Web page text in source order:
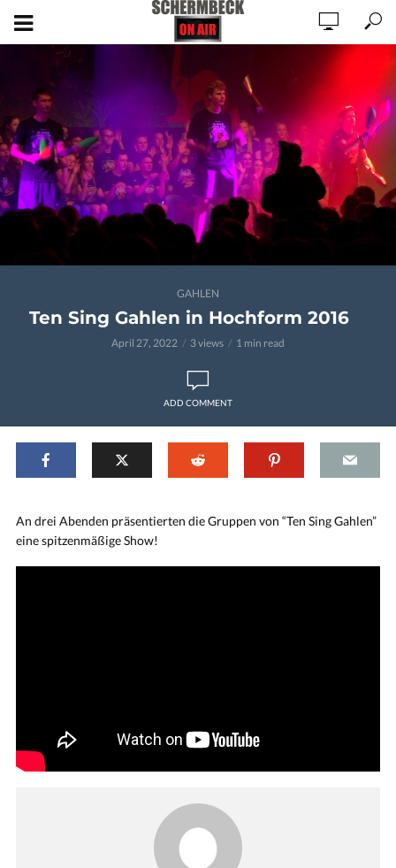
GAHLEN
Ten Sing Gahlen in Hochform 2016
April 27, 2022 3 views 1 min read
ADD COMMENT
An drei Abenden präsentierten die Gruppen von “Ten Sing Gahlen”
eine spitzenmäßige Show!